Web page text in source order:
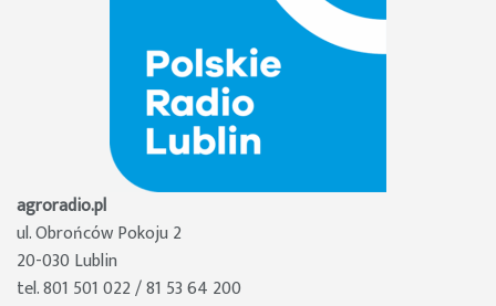
agroradio.pl
ul. Obrońców Pokoju 2
20-030 Lublin
tel. 801 501 022 / 81 53 64 200